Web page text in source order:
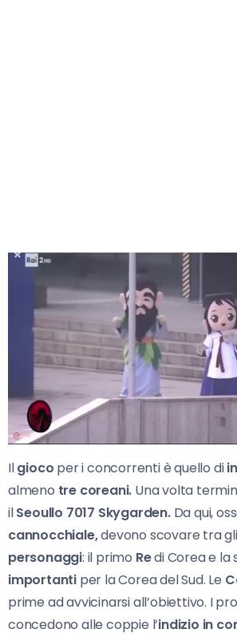
Ilgioco per i concorrenti è quello di
almeno tre coreani. Una volta
ilSeoullo 7017 Skygarden. Da qui,
cannocchiale,devono scovare tra
personaggi: il primo Redi Corea e la
importanti per la Corea del Sud. Le
prime ad avvicinarsi all’obiettivo. I
concedono alle coppie l’indizio in